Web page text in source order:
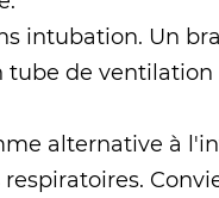
intubation. Un
tube de
alternative à